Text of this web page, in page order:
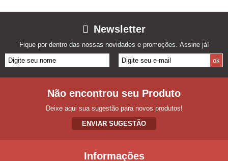
Newsletter
Fique por dentro das nossas novidades e promoções. Assine já!
Não encontrou seu Produto
Deixe aqui sua sugestão para novos produtos!
ENVIAR SUGESTÃO
Informações